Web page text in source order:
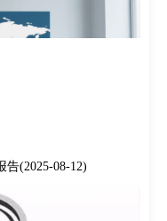
(2025-08-12)